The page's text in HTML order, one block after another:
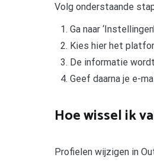
Volg onderstaande
Ga naar
Kies hier het
De informatie
Geef daarna je e-
Hoe wissel ik
Profielen wijzigen in